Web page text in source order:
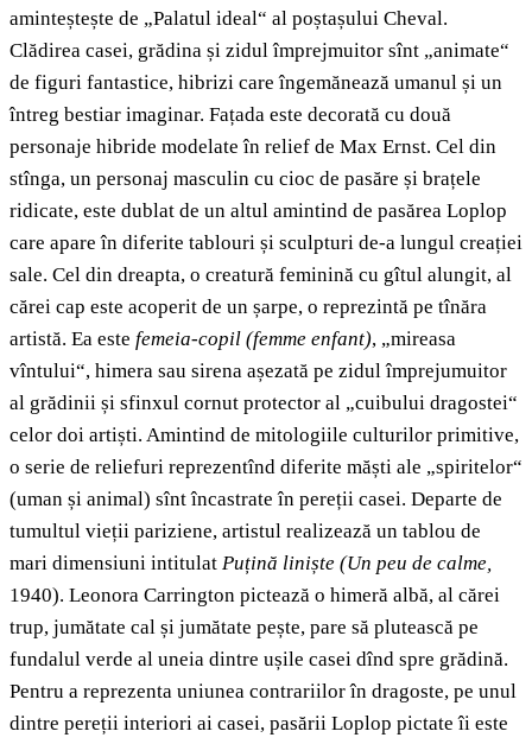
aminteștește de „Palatul ideal“ al poștașului Cheval.
Clădirea casei, grădina și zidul împrejmuitor sînt „animate“
de figuri fantastice, hibrizi care îngemănează umanul și un
întreg bestiar imaginar. Fațada este decorată cu două
personaje hibride modelate în relief de Max Ernst. Cel din
stînga, un personaj masculin cu cioc de pasăre și brațele
ridicate, este dublat de un altul amintind de pasărea Loplop
care apare în diferite tablouri și sculpturi de-a lungul creației
sale. Cel din dreapta, o creatură feminină cu gîtul alungit, al
cărei cap este acoperit de un șarpe, o reprezintă pe tînăra
artistă. Ea este femeia-copil (femme enfant), „mireasa
vîntului“, himera sau sirena așezată pe zidul împrejumuitor
al grădinii și sfinxul cornut protector al „cuibului dragostei“
celor doi artiști. Amintind de mitologiile culturilor primitive,
o serie de reliefuri reprezentînd diferite măști ale „spiritelor“
(uman și animal) sînt încastrate în pereții casei. Departe de
tumultul vieții pariziene, artistul realizează un tablou de
mari dimensiuni intitulat Puțină liniște (Un peu de calme,
1940). Leonora Carrington pictează o himeră albă, al cărei
trup, jumătate cal și jumătate pește, pare să plutească pe
fundalul verde al uneia dintre ușile casei dînd spre grădină.
Pentru a reprezenta uniunea contrariilor în dragoste, pe unul
dintre pereții interiori ai casei, pasării Loplop pictate îi este